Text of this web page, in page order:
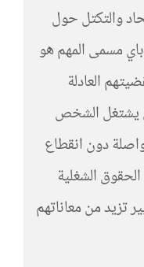
والتكتل حول
مسمى المهم هو
العادلة
يشتغل الشخص
و40 سنة متواصلة دون انقطاع
الشغلية
من معاناتهم